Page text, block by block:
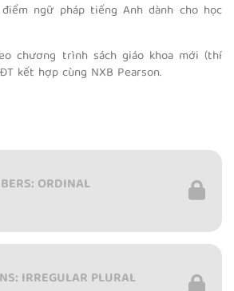
ngữ pháp tiếng Anh dành cho học
chương trình sách giáo khoa mới (thí
kết hợp cùng NXB Pearson.
ORDINAL
IRREGULAR PLURAL